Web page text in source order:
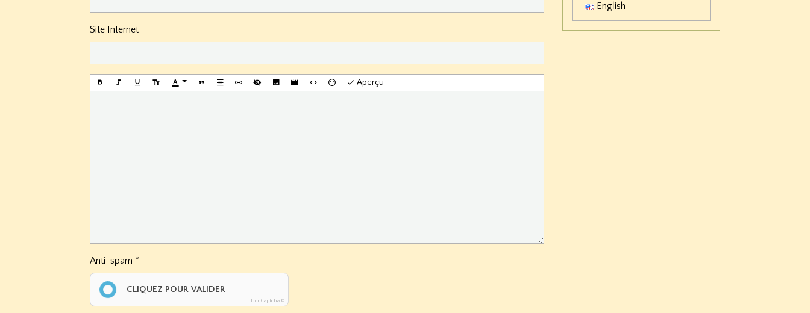
Site Internet
Aperçu
Anti-spam
CLIQUEZ POUR VALIDER
IconCaptcha ©
English